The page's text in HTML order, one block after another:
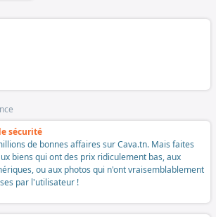
sécurité
de bonnes affaires sur Cava.tn. Mais faites
biens qui ont des prix ridiculement bas, aux
ou aux photos qui n'ont vraisemblablement
par l'utilisateur !